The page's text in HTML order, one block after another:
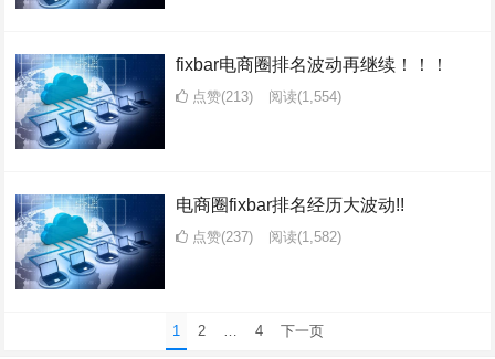
fixbar电商圈排名波动再继续！！！
点赞(213) 阅读(1,554)
电商圈fixbar排名经历大波动!!
点赞(237) 阅读(1,582)
1 2 … 4 下一页